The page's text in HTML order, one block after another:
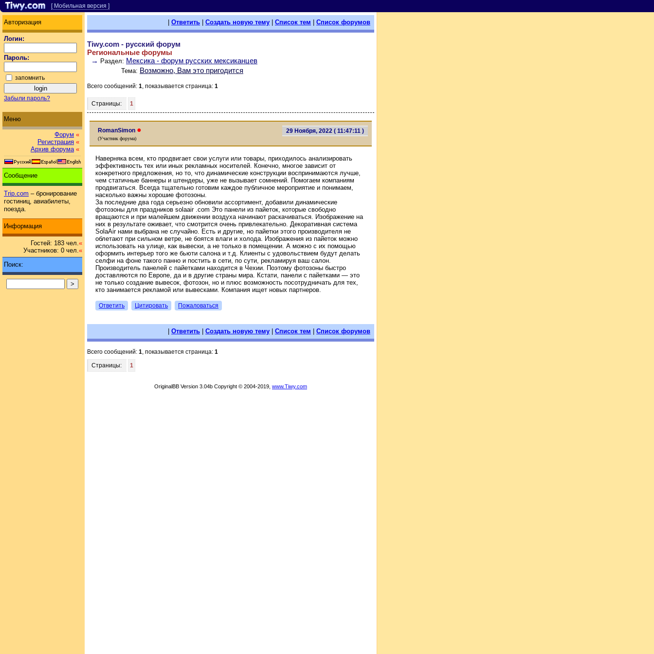
[ Мобильная версия ]
Авторизация
Логин:
Пароль:
запомнить
Забыли пароль?
Меню
Форум «
Регистрация «
Архив форума «
Сообщение
Trip.com – бронирование
гостиниц, авиабилеты,
поезда.
Информация
Гостей: 183 чел.«
Участников: 0 чел.«
Поиск:
Ответить Создать новую тему Список тем Список форумов
Tiwy.com - русский форум
Региональные форумы
→ Раздел: Мексика - форум русских мексиканцев
Тема: Возможно, Вам это пригодится
Всего сообщений: 1, показывается страница: 1
Страницы: 1
29 Ноября, 2022 ( 11:47:11 )
RomanSimon ●
(Участник форума)
Наверняка всем, кто продвигает свои услуги или товары, приходилось анализировать
эффективность тех или иных рекламных носителей. Конечно, многое зависит от
конкретного предложения, но то, что динамические конструкции воспринимаются лучше,
чем статичные баннеры и штендеры, уже не вызывает сомнений. Помогаем компаниям
продвигаться. Всегда тщательно готовим каждое публичное мероприятие и понимаем,
насколько важны хорошие фотозоны.
За последние два года серьезно обновили ассортимент, добавили динамические
фотозоны для праздников solaair .com Это панели из пайеток, которые свободно
вращаются и при малейшем движении воздуха начинают раскачиваться. Изображение на
них в результате оживает, что смотрится очень привлекательно. Декоративная система
SolaAir нами выбрана не случайно. Есть и другие, но пайетки этого производителя не
облетают при сильном ветре, не боятся влаги и холода. Изображения из пайеток можно
использовать на улице, как вывески, а не только в помещении. А можно с их помощью
оформить интерьер того же бьюти салона и т.д. Клиенты с удовольствием будут делать
селфи на фоне такого панно и постить в сети, по сути, рекламируя ваш салон.
Производитель панелей с пайетками находится в Чехии. Поэтому фотозоны быстро
доставляются по Европе, да и в другие страны мира. Кстати, панели с пайетками — это
не только создание вывесок, фотозон, но и плюс возможность посотрудничать для тех,
кто занимается рекламой или вывесками. Компания ищет новых партнеров.
Ответить Цитировать Пожаловаться
| Ответить | Создать новую тему | Список тем | Список форумов
Всего сообщений: 1 , показывается страница: 1
Страницы:
1
OriginalBB Version 3.04b Copyright © 2004-2019, www.Tiwy.com